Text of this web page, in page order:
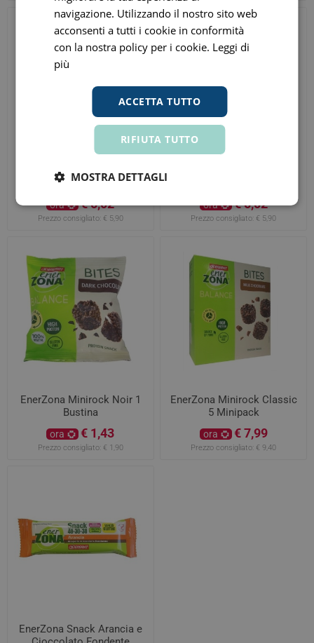
EnerZona Balance Frollini
Cocco 250gr
ora € 5,02
Prezzo consigliato: € 5,90
ora € 5,02
Prezzo consigliato: € 5,90
EnerZona Minirock Noir 1
Bustina
ora € 1,43
Prezzo consigliato: € 1,90
EnerZona Minirock Classic
5 Minipack
ora € 7,99
Prezzo consigliato: € 9,40
EnerZona Snack Arancia e
navigazione. Utilizzando il nostro sito web
acconsenti a tutti i cookie in conformità
con la nostra policy per i cookie. Leggi di
più
ACCETTA TUTTO
RIFIUTA TUTTO
MOSTRA DETTAGLI